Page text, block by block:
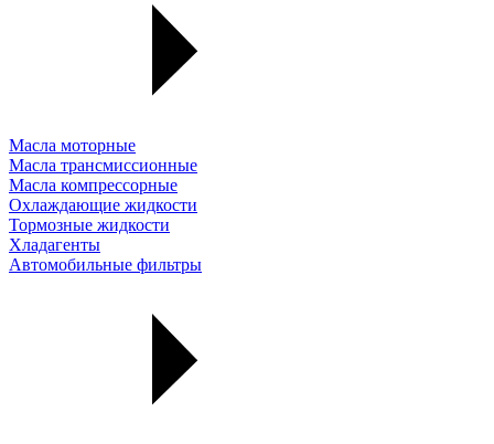
Масла моторные
Масла трансмиссионные
Масла компрессорные
Охлаждающие жидкости
Тормозные жидкости
Хладагенты
Автомобильные фильтры